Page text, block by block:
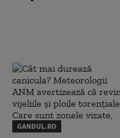
GANDUL.RO